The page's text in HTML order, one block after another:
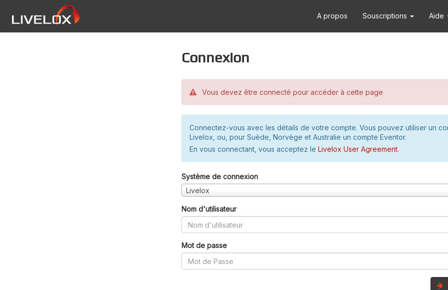
A propos Souscriptions Aide
Connexion
Vous devez être connecté pour accéder à cette page
Connectez-vous avec les détails de votre compte. Vous pouvez utiliser un
Livelox, ou, pour Suède, Norvège et Australie un compte Eventor.
En vous connectant, vous acceptez le Livelox User Agreement.
Système de connexion
Livelox
Nom d'utilisateur
Mot de passe